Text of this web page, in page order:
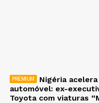
Nigéria
automóvel: ex-
Toyota com viaturas